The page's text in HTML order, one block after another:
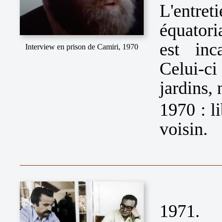
Interview en prison de Camiri, 1970
est
Celui-
jardins,
1970 :
voisin.
1971.